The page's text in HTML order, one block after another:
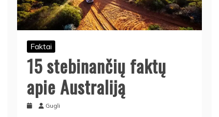
Faktai
15 stebinančių faktų
apie Australiją
Gugli